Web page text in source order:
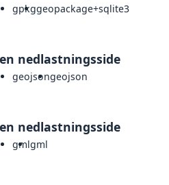
gpkggeopackage+sqlite3
nedlastningsside
geojsongeojson
nedlastningsside
gmlgml